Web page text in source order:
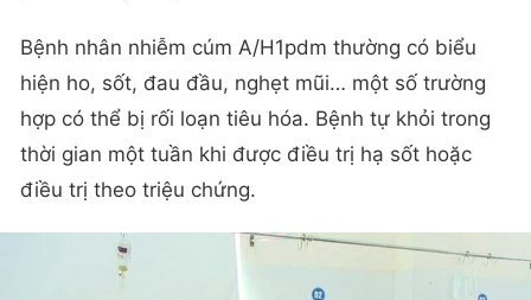
Bệnh nhân nhiễm cúm A/H1pdm thường có biểu
hiện ho, sốt, đau đầu, nghẹt mũi… một số trường
hợp có thể bị rối loạn tiêu hóa. Bệnh tự khỏi trong
thời gian một tuần khi được điều trị hạ sốt hoặc
điều trị theo triệu chứng.